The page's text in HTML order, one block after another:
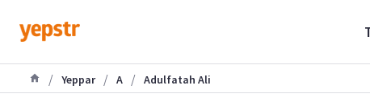
/ Yeppar / A / Adulfatah Ali